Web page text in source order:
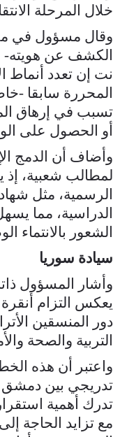
خلال المرحلة
وقال مسؤول في
الكشف عن
نت إن تعدد أنماط
المحررة سابقا -
تسبب في إرهاق
أو الحصول على
وأضاف أن الدمج
لمطالب شعبية، إذ
الرسمية، مثل
الدراسية، مما
الشعور بالانتماء
سيادة سوريا
وأشار المسؤول
يعكس التزام
دور المنسقين
التربية والصحة
واعتبر أن هذه
تدريجي بين دمشق
تدرك أهمية
مع تزايد الحاجة